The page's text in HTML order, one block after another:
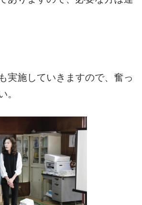
実施していきますので、奮っ
。